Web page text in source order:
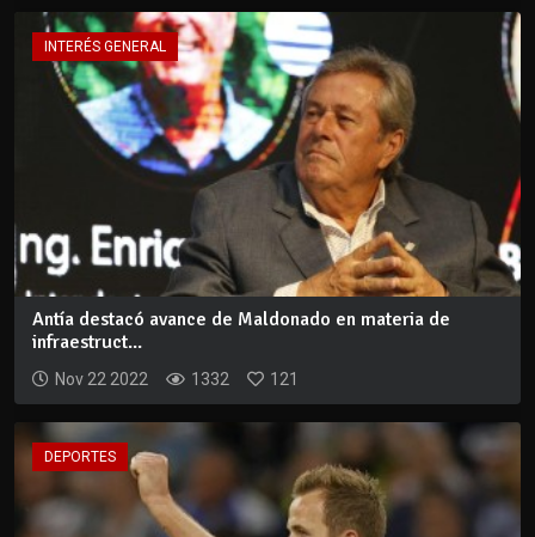
INTERÉS GENERAL
Antía destacó avance de Maldonado en materia de
infraestruct...
Nov 22 2022 1332 121
DEPORTES